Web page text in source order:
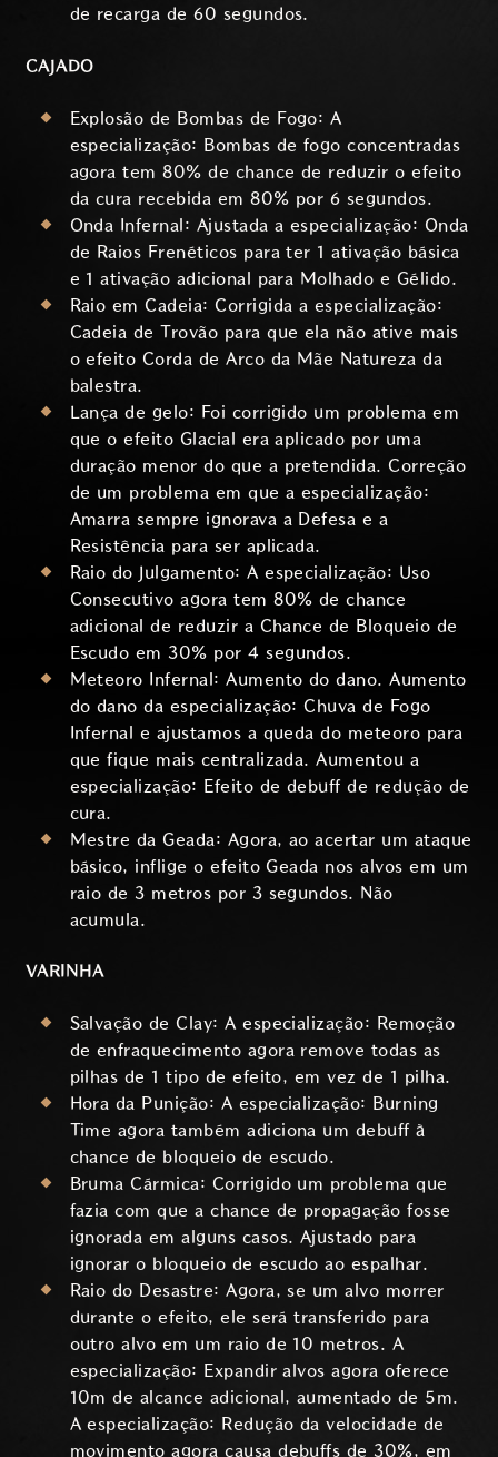
de recarga de 60 segundos.
CAJADO
Explosão de Bombas de Fogo: A
especialização: Bombas de fogo concentradas
agora tem 80% de chance de reduzir o efeito
da cura recebida em 80% por 6 segundos.
Onda Infernal: Ajustada a especialização: Onda
de Raios Frenéticos para ter 1 ativação básica
e 1 ativação adicional para Molhado e Gélido.
Raio em Cadeia: Corrigida a especialização:
Cadeia de Trovão para que ela não ative mais
o efeito Corda de Arco da Mãe Natureza da
balestra.
Lança de gelo: Foi corrigido um problema em
que o efeito Glacial era aplicado por uma
duração menor do que a pretendida. Correção
de um problema em que a especialização:
Amarra sempre ignorava a Defesa e a
Resistência para ser aplicada.
Raio do Julgamento: A especialização: Uso
Consecutivo agora tem 80% de chance
adicional de reduzir a Chance de Bloqueio de
Escudo em 30% por 4 segundos.
Meteoro Infernal: Aumento do dano. Aumento
do dano da especialização: Chuva de Fogo
Infernal e ajustamos a queda do meteoro para
que fique mais centralizada. Aumentou a
especialização: Efeito de debuff de redução de
cura.
Mestre da Geada: Agora, ao acertar um ataque
básico, inflige o efeito Geada nos alvos em um
raio de 3 metros por 3 segundos. Não
acumula.
VARINHA
Salvação de Clay: A especialização: Remoção
de enfraquecimento agora remove todas as
pilhas de 1 tipo de efeito, em vez de 1 pilha.
Hora da Punição: A especialização: Burning
Time agora também adiciona um debuff à
chance de bloqueio de escudo.
Bruma Cármica: Corrigido um problema que
fazia com que a chance de propagação fosse
ignorada em alguns casos. Ajustado para
ignorar o bloqueio de escudo ao espalhar.
Raio do Desastre: Agora, se um alvo morrer
durante o efeito, ele será transferido para
outro alvo em um raio de 10 metros. A
especialização: Expandir alvos agora oferece
10m de alcance adicional, aumentado de 5m.
A especialização: Redução da velocidade de
movimento agora causa debuffs de 30%, em